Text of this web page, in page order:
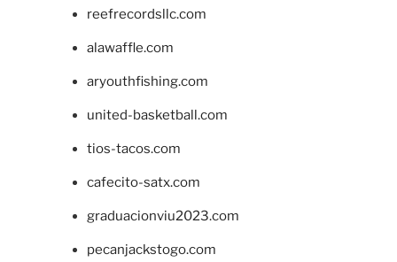
reefrecordsllc.com
alawaffle.com
aryouthfishing.com
united-basketball.com
tios-tacos.com
cafecito-satx.com
graduacionviu2023.com
pecanjackstogo.com